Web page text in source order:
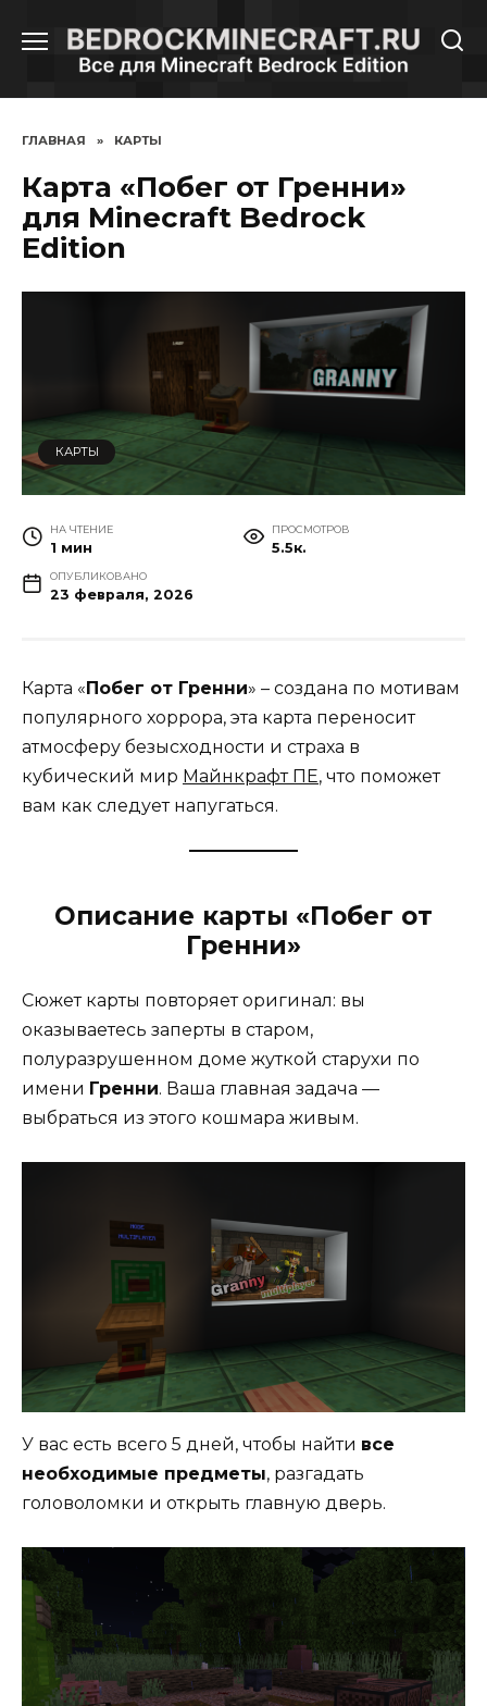
содержанию
ГЛАВНАЯ » КАРТЫ
Карта «Побег от Гренни»
для Minecraft Bedrock
Edition
КАРТЫ
НА ЧТЕНИЕ
1 мин
ПРОСМОТРОВ
5.5к.
ОПУБЛИКОВАНО
23 февраля, 2026
Карта «Побег от Гренни» – создана по мотивам
популярного хоррора, эта карта переносит
атмосферу безысходности и страха в
кубический мир Майнкрафт ПЕ, что поможет
вам как следует напугаться.
Описание карты «Побег от
Гренни»
Сюжет карты повторяет оригинал: вы
оказываетесь заперты в старом,
полуразрушенном доме жуткой старухи по
имени Гренни. Ваша главная задача —
выбраться из этого кошмара живым.
У вас есть всего 5 дней, чтобы найти все
необходимые предметы, разгадать
головоломки и открыть главную дверь.